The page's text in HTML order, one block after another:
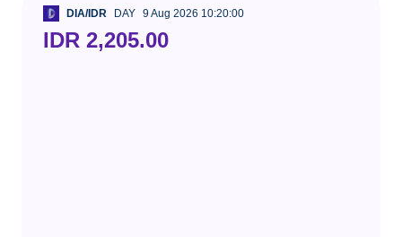
DIA/IDR DAY 9 Aug 2026 10:20:00
IDR 2,205.00